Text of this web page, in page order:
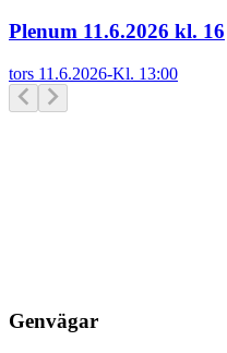
Plenum 11.6.2026 kl. 16
tors 11.6.2026-Kl. 13:00
Genvägar